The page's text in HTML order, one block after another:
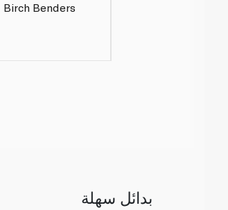
Birch Benders
بدائل سهلة